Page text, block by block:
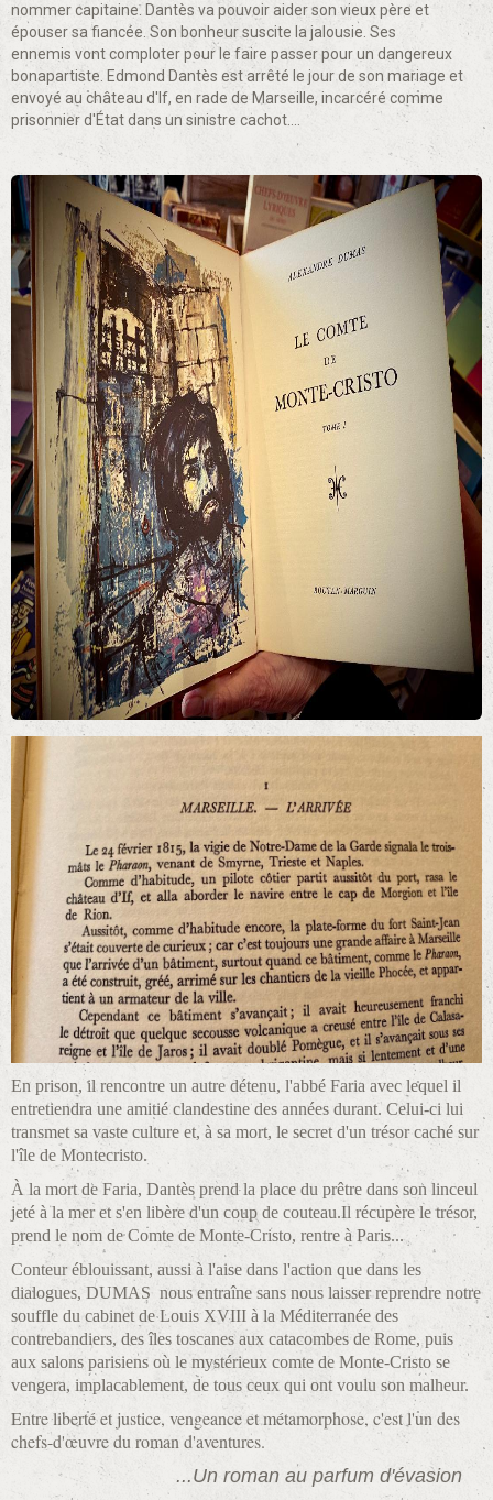
nommer capitaine. Dantès va pouvoir aider son vieux père et
épouser sa fiancée. Son bonheur suscite la jalousie. Ses
ennemis vont comploter pour le faire passer pour un dangereux
bonapartiste. Edmond Dantès est arrêté le jour de son mariage et
envoyé au château d'If, en rade de Marseille, incarcéré comme
prisonnier d'État dans un sinistre cachot....
En prison, il rencontre un autre détenu, l'abbé Faria avec lequel il
entretiendra une amitié clandestine des années durant. Celui-ci lui
transmet sa vaste culture et, à sa mort, le secret d'un trésor caché sur
l'île de Montecristo.
À la mort de Faria, Dantès prend la place du prêtre dans son linceul
jeté à la mer et s'en libère d'un coup de couteau.Il récupère le trésor,
prend le nom de Comte de Monte-Cristo, rentre à Paris...
Conteur éblouissant, aussi à l'aise dans l'action que dans les
dialogues, DUMAS nous entraîne sans nous laisser reprendre notre
souffle du cabinet de Louis XVIII à la Méditerranée des
contrebandiers, des îles toscanes aux catacombes de Rome, puis
aux salons parisiens où le mystérieux comte de Monte-Cristo se
vengera, implacablement, de tous ceux qui ont voulu son malheur.
Entre liberté et justice, vengeance et métamorphose, c'est l'un des
chefs-d'œuvre du roman d'aventures.
...Un roman au parfum d'évasion